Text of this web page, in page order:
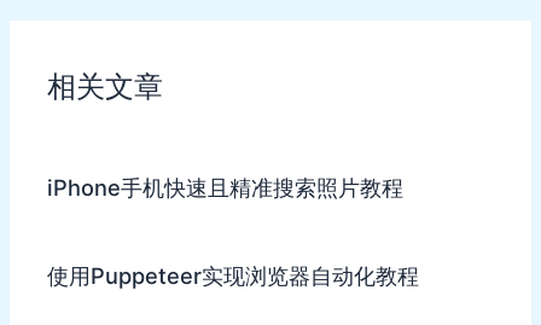
相关文章
iPhone手机快速且精准搜索照片教程
使用Puppeteer实现浏览器自动化教程